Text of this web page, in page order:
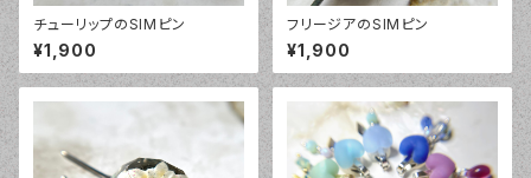
チューリップのSIMピン
¥1,900
フリージアのSIMピン
¥1,900